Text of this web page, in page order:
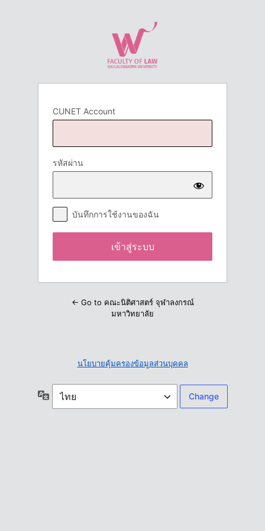
CUNET Account
รหัสผ่าน
บันทึกการใช้งานของฉัน
← Go to คณะนิติศาสตร์ จุฬาลงกรณ์
มหาวิทยาลัย
นโยบายคุ้มครองข้อมูลส่วนบุคคล
ภาษา